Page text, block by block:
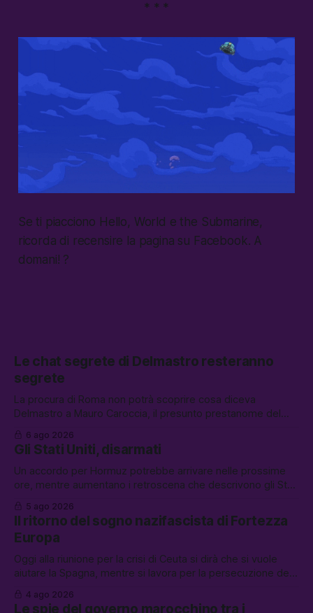
* * *
Se ti piacciono Hello, World e the Submarine,
ricorda di recensire la pagina su Facebook. A
domani! ?
Le chat segrete di Delmastro resteranno
segrete
La procura di Roma non potrà scoprire cosa diceva
Delmastro a Mauro Caroccia, il presunto prestanome del
clan Senese. Tra le altre notizie: le IDF hanno ripreso gli
attacchi in Libano, il governo chiederà 36 miliardi di
flessibilità in armi e energia, e Grokipedia è già stata
abbandonata
6 ago 2026
Gli Stati Uniti, disarmati
Un accordo per Hormuz potrebbe arrivare nelle prossime
ore, mentre aumentano i retroscena che descrivono gli Stati
Uniti come disarmati. Tra le altre notizie: le storie di chi
aspetta i dispersi di Ceuta, il boom dei carburanti diluiti, e
quanti attivisti anti data center sono stati arrestati
5 ago 2026
Il ritorno del sogno nazifascista di Fortezza
Europa
Oggi alla riunione per la crisi di Ceuta si dirà che si vuole
aiutare la Spagna, mentre si lavora per la persecuzione dei
migranti. Tra le altre notizie: l’esplosione di aborti spontanei
a Gaza, un giovane di 19 anni è morto sotto il sole per
4 ago 2026
Le spie del governo marocchino tra i